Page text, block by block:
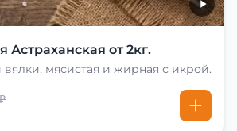
Астраханская от 2кг.
вялки, мясистая и жирная с икрой.